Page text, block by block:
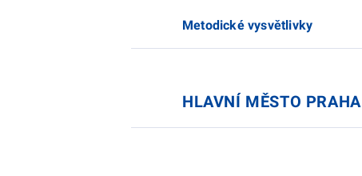
Metodické vysvětlivky
HLAVNÍ MĚSTO PRAHA